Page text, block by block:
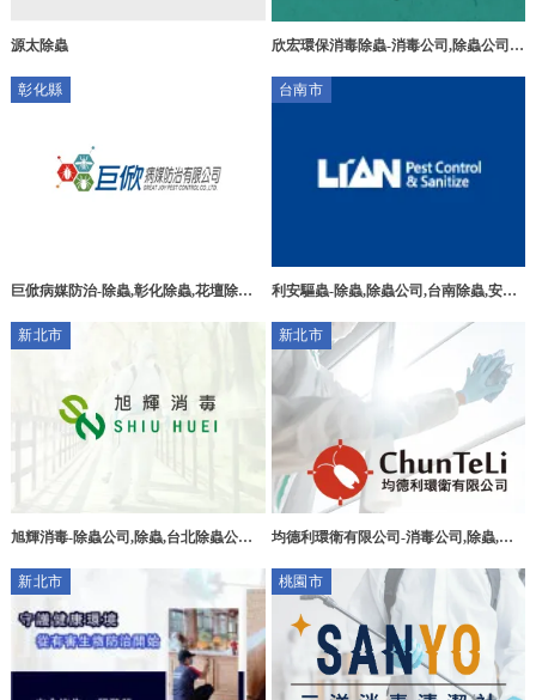
源太除蟲
欣宏環保消毒除蟲-消毒公司,除蟲公司,
彰化縣
巨俽病媒防治-除蟲,彰化除蟲,花壇除蟲,
司推薦
台南市
利安驅蟲-除蟲,除蟲公司,台南除蟲,安南
新北市
旭輝消毒-除蟲公司,除蟲,台北除蟲公司,
新北市
均德利環衛有限公司-消毒公司,除蟲,滅
止消毒公司
新北市 桃園市